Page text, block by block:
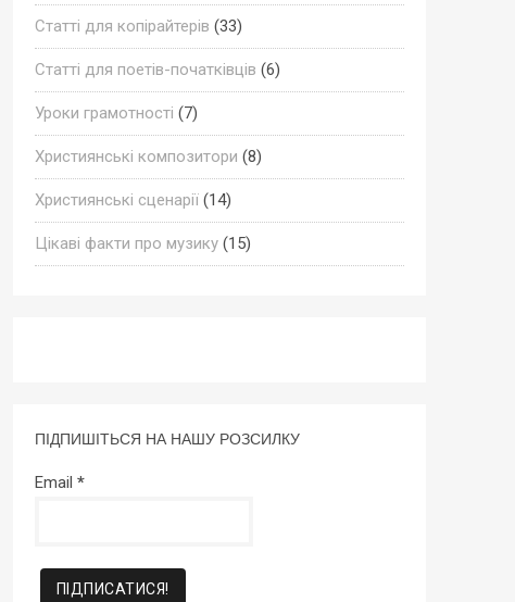
Статті для копірайтерів (33)
Статті для поетів-початківців (6)
Уроки грамотності (7)
Християнські композитори (8)
Християнські сценарії(14)
Цікаві факти про музику(15)
ПІДПИШІТЬСЯ НА НАШУ РОЗСИЛКУ
Email *